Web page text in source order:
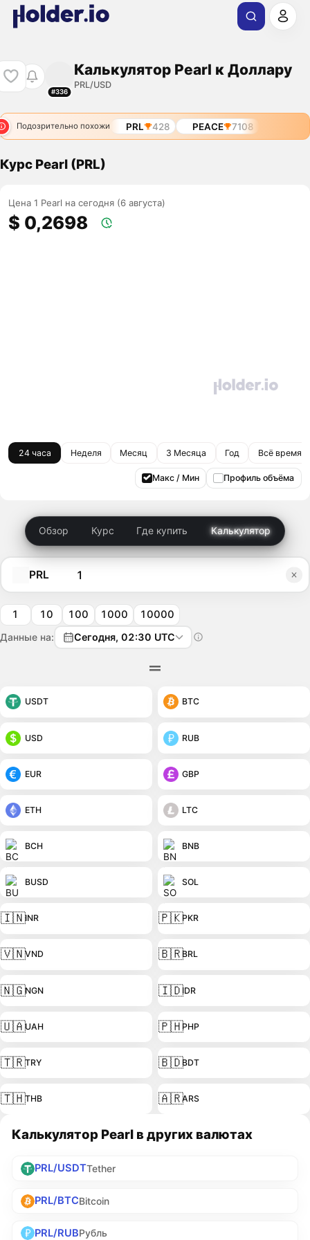
#336
Калькулятор Pearl к Доллару
PRL/USD
Подозрительно похожи PRL 428 PEACE 7108
Курс Pearl (PRL)
Цена 1 Pearl на сегодня (6 августа)
$ 0,2698
24 часа Неделя Месяц 3 Месяца Год Всё время
Макс / Мин Профиль объёма
Обзор Курс Где купить Калькулятор
PRL
1 10 100 1000 10000
Данные на: Сегодня, 02:30 UTC
USDT BTC
USD RUB
EUR GBP
ETH LTC
BCH BNB
BUSD SOL
🇮🇳INR 🇵🇰PKR
🇻🇳VND 🇧🇷BRL
🇳🇬NGN 🇮🇩IDR
🇺🇦UAH 🇵🇭PHP
🇹🇷TRY 🇧🇩BDT
🇹🇭THB 🇦🇷ARS
Калькулятор Pearl в других валютах
PRL/USDTTether
PRL/BTCBitcoin
PRL/RUBРубль